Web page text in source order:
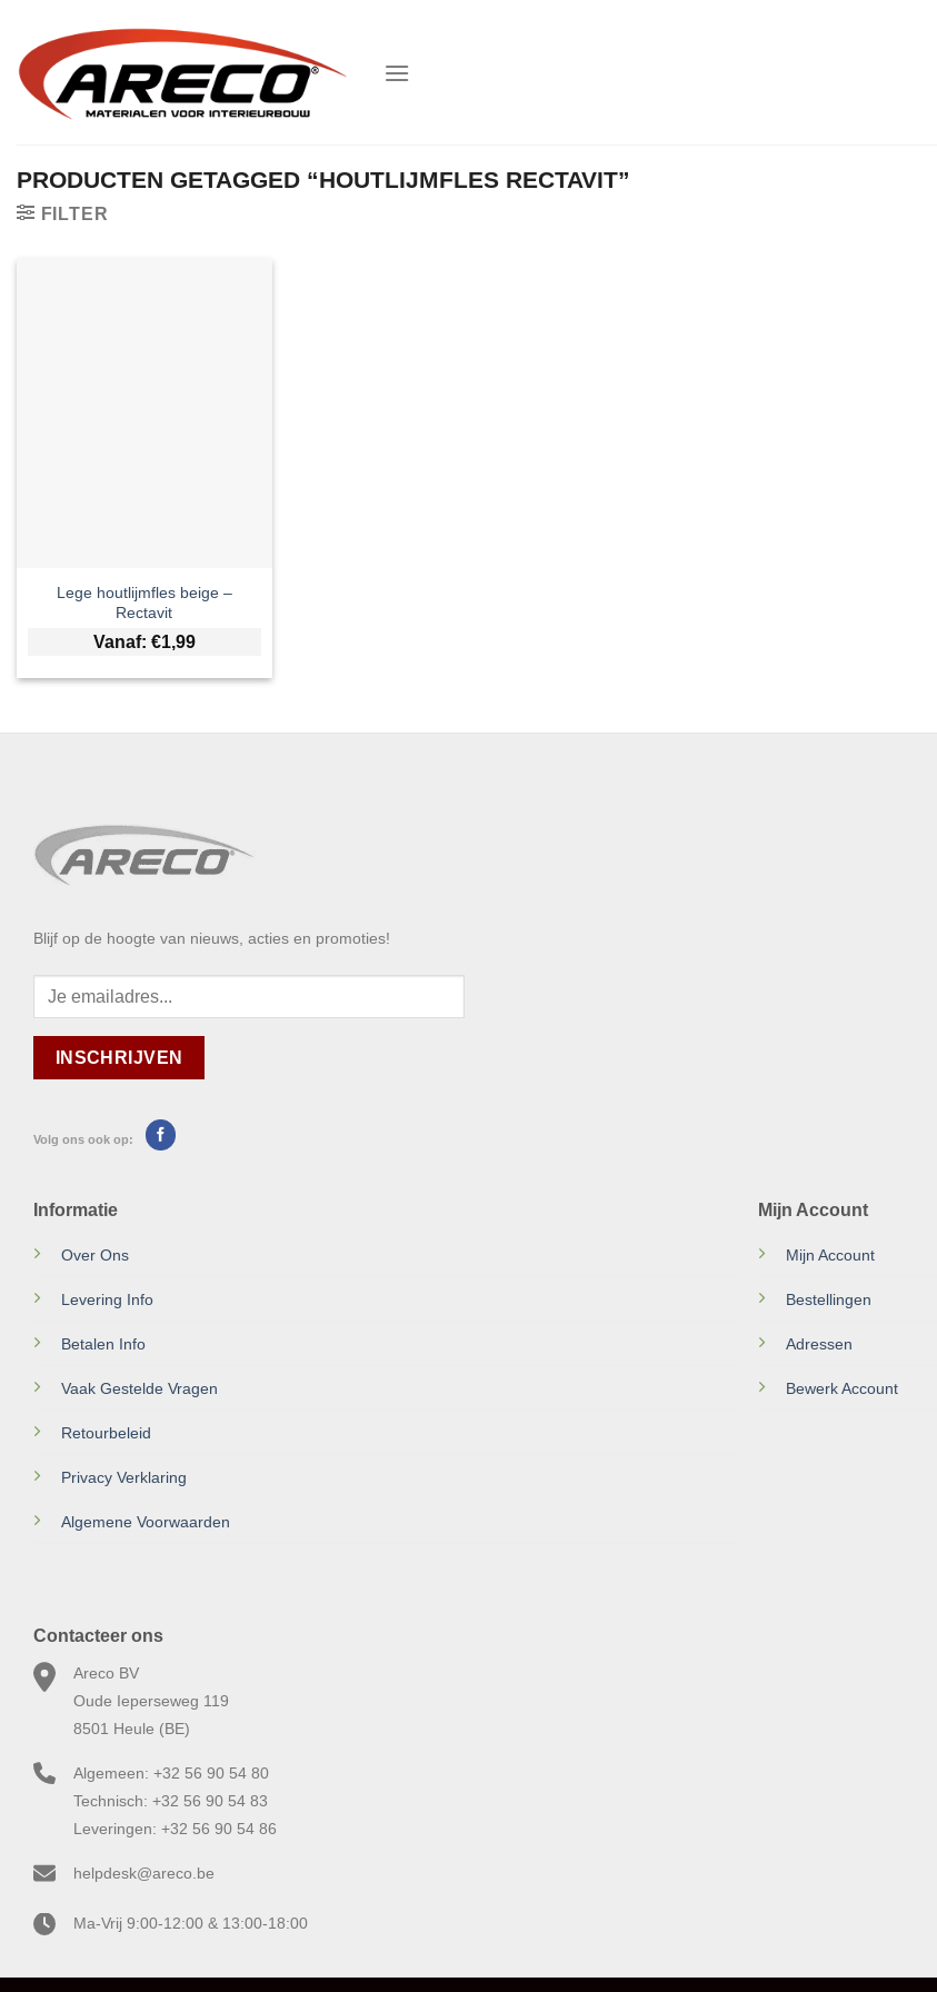
inhoud
PRODUCTEN GETAGGED “HOUTLIJMFLES RECTAVIT”
FILTER
Lege houtlijmfles beige –
Rectavit
Vanaf: €1,99
Blijf op de hoogte van nieuws, acties en promoties!
Volg ons ook op:
Informatie
Over Ons
Levering Info
Betalen Info
Vaak Gestelde Vragen
Retourbeleid
Privacy Verklaring
Algemene Voorwaarden
Mijn Account
Mijn Account
Bestellingen
Adressen
Bewerk Account
Contacteer ons
Areco BV
Oude Ieperseweg 119
8501 Heule (BE)
Algemeen: +32 56 90 54 80
Technisch: +32 56 90 54 83
Leveringen: +32 56 90 54 86
helpdesk@areco.be
Ma-Vrij 9:00-12:00 & 13:00-18:00